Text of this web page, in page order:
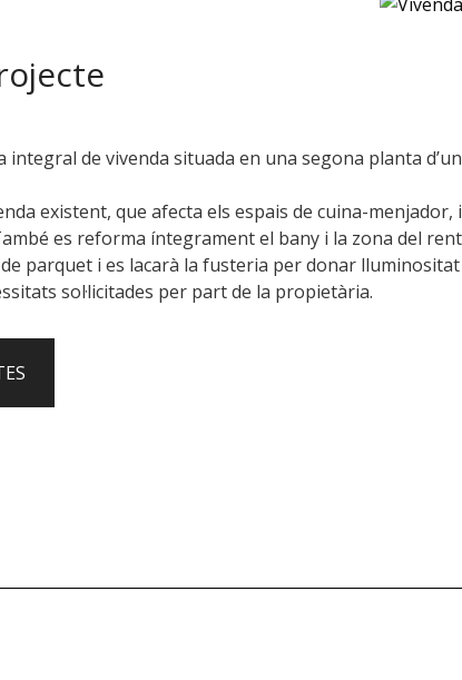
de vivenda situada en una segona planta
existent, que afecta els espais de cuina-
es reforma íntegrament el bany i la zona del
de parquet i es lacarà la fusteria per donar
sol·licitades per part de la propietària.